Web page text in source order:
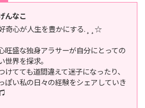
んなこ
奇心が人生を豊かにする.¸¸☆
旺盛な独身アラサーが自分にとっての
世界を探求。
けてても道間違えて迷子になったり、
ぽい私の日々の経験をシェアしていき